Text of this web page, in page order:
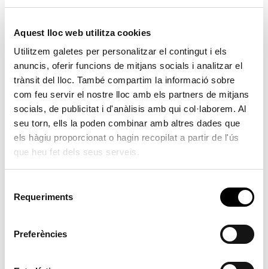
Aquest lloc web utilitza cookies
Utilitzem galetes per personalitzar el contingut i els
anuncis, oferir funcions de mitjans socials i analitzar el
trànsit del lloc. També compartim la informació sobre
com feu servir el nostre lloc amb els partners de mitjans
socials, de publicitat i d'anàlisis amb qui col·laborem. Al
seu torn, ells la poden combinar amb altres dades que
els hàgiu proporcionat o hagin recopilat a partir de l'ús
que heu fet dels seus serveis.
Requeriments
Preferències
romanent líquid de tresoreria (Exp. 1246/2024).
Se sotmet a votació el dictamen en relació amb la
modificació pressupostària número 9/2024 amb càrrec
al romanent líquid de tresoreria per valor de 635.416,92
€ per a fer front a part dels crèdits extrajudicialment
reconeguts en el punt anterior.
Vots a favor: PSPV-PSOE (5); Acord per guanyar-
(1). TOTAL 3. Abstencions Agrupació Electoral Torre de
3. Dictamen en relació amb l’aprovació, si és el cas, de